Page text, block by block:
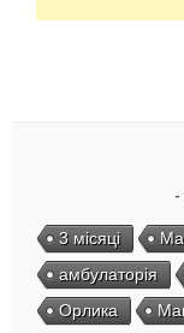
3 місяці
амбулаторія
Орлика